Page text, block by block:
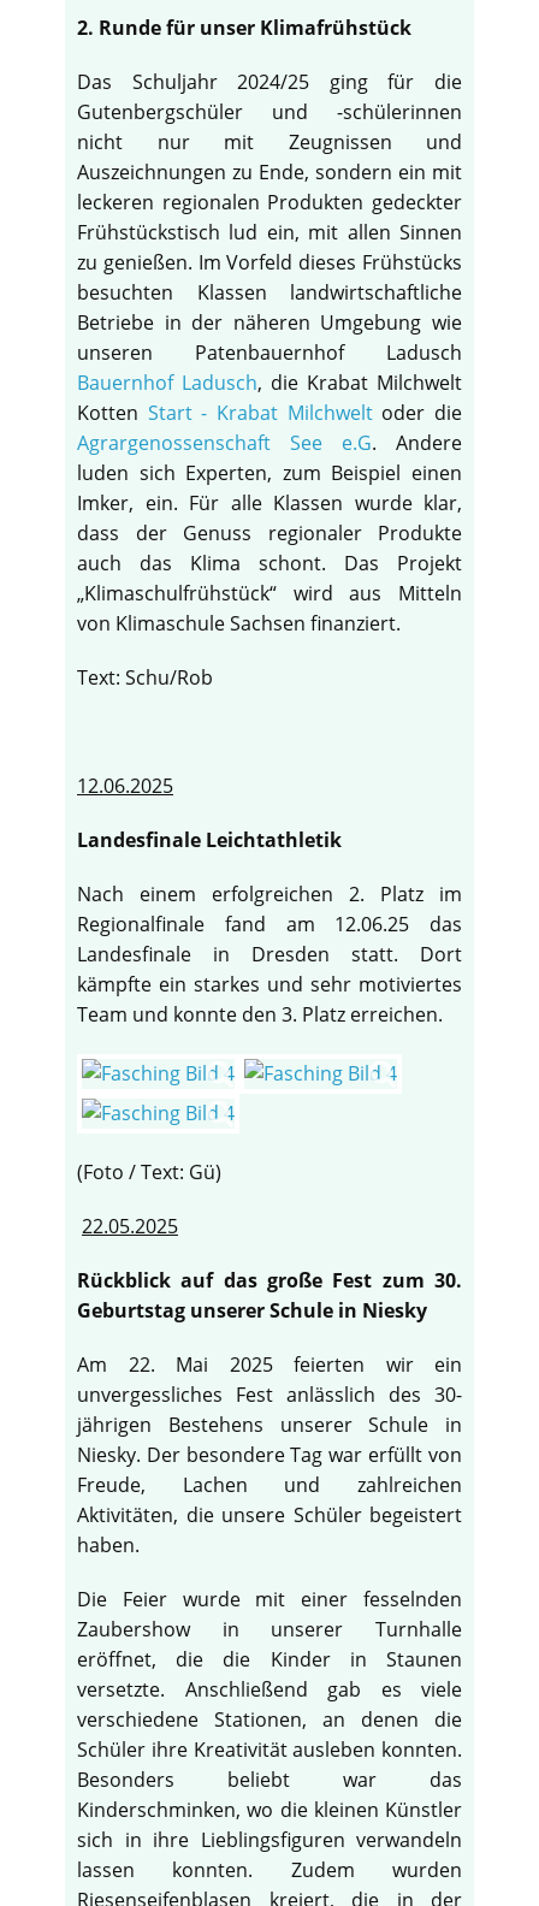
2. Runde für unser Klimafrühstück
Das Schuljahr 2024/25 ging für die
Gutenbergschüler und -schülerinnen
nicht nur mit Zeugnissen und
Auszeichnungen zu Ende, sondern ein mit
leckeren regionalen Produkten gedeckter
Frühstückstisch lud ein, mit allen Sinnen
zu genießen. Im Vorfeld dieses Frühstücks
besuchten Klassen landwirtschaftliche
Betriebe in der näheren Umgebung wie
unseren Patenbauernhof Ladusch
Bauernhof Ladusch, die Krabat Milchwelt
Kotten Start - Krabat Milchweltoder die
Agrargenossenschaft See e.G. Andere
luden sich Experten, zum Beispiel einen
Imker, ein. Für alle Klassen wurde klar,
dass der Genuss regionaler Produkte
auch das Klima schont. Das Projekt
„Klimaschulfrühstück“ wird aus Mitteln
von Klimaschule Sachsen finanziert.
Text: Schu/Rob
12.06.2025
Landesfinale Leichtathletik
Nach einem erfolgreichen 2. Platz im
Regionalfinale fand am 12.06.25 das
Landesfinale in Dresden statt. Dort
kämpfte ein starkes und sehr motiviertes
Team und konnte den 3. Platz erreichen.
(Foto / Text: Gü)
22.05.2025
Rückblick auf das große Fest zum 30.
Geburtstag unserer Schule in Niesky
Am 22. Mai 2025 feierten wir ein
unvergessliches Fest anlässlich des 30-
jährigen Bestehens unserer Schule in
Niesky. Der besondere Tag war erfüllt von
Freude, Lachen und zahlreichen
Aktivitäten, die unsere Schüler begeistert
haben.
Die Feier wurde mit einer fesselnden
Zaubershow in unserer Turnhalle
eröffnet, die die Kinder in Staunen
versetzte. Anschließend gab es viele
verschiedene Stationen, an denen die
Schüler ihre Kreativität ausleben konnten.
Besonders beliebt war das
Kinderschminken, wo die kleinen Künstler
sich in ihre Lieblingsfiguren verwandeln
lassen konnten. Zudem wurden
Riesenseifenblasen kreiert, die in der